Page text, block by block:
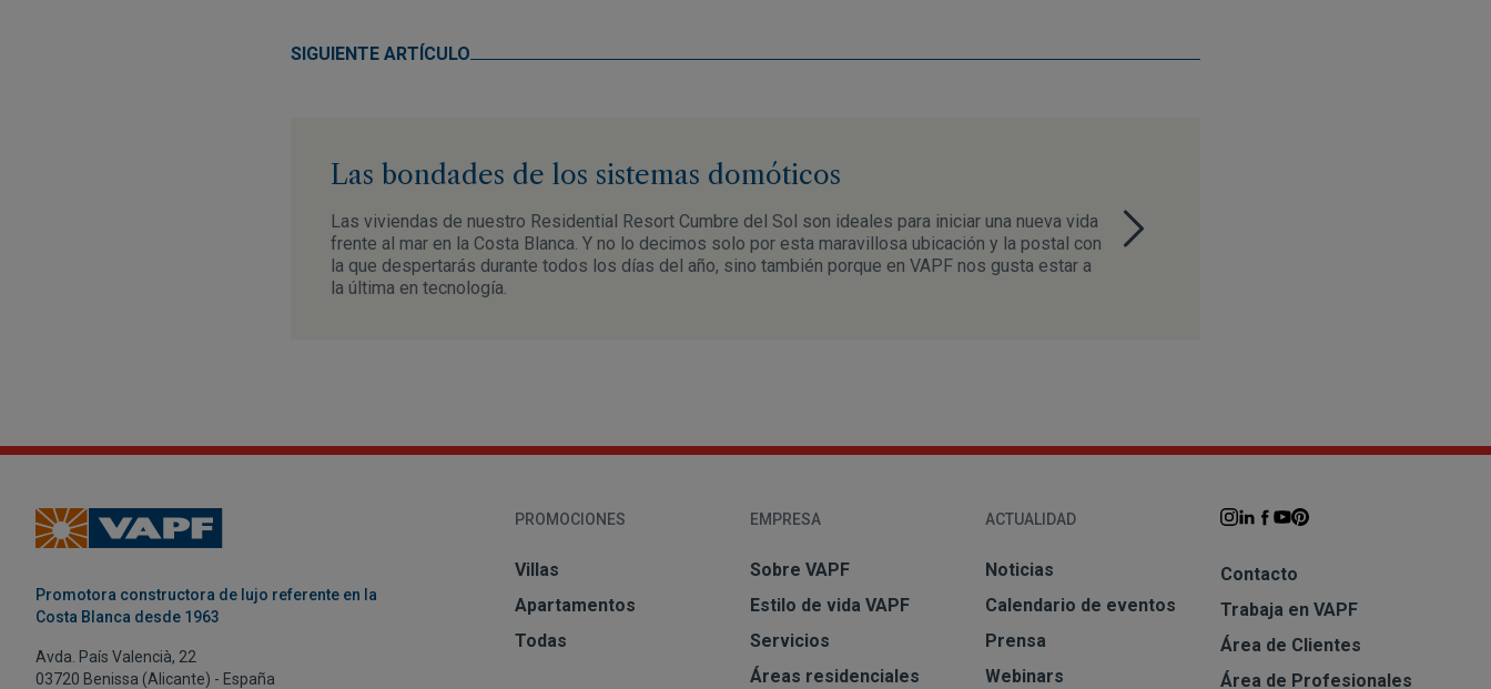
SIGUIENTE ARTÍCULO
Las bondades de los sistemas domóticos
Las viviendas de nuestro Residential Resort Cumbre del Sol son ideales para iniciar una nueva vida
frente al mar en la Costa Blanca. Y no lo decimos solo por esta maravillosa ubicación y la postal con
la que despertarás durante todos los días del año, sino también porque en VAPF nos gusta estar a
la última en tecnología.
Promotora constructora de lujo referente en la
Costa Blanca desde 1963
Avda. País Valencià, 22
03720 Benissa (Alicante) - España
PROMOCIONES
Villas
Apartamentos
Todas
EMPRESA
Sobre VAPF
Estilo de vida VAPF
Servicios
Áreas residenciales
ACTUALIDAD
Noticias
Calendario de eventos
Prensa
Webinars
Contacto
Trabaja en VAPF
Área de Clientes
Área de Profesionales